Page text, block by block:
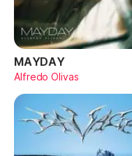
MAYDAY
Alfredo Olivas